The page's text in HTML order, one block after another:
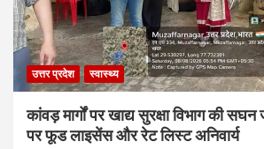
उत्तर प्रदेश स्वास्थ्य
कांवड़ मार्गों पर खाद्य सुरक्षा विभाग की
पर फूड लाइसेंस और रेट लिस्ट अनिवार्य